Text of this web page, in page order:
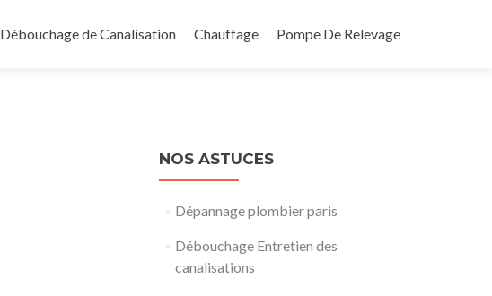
Débouchage de Canalisation Chauffage Pompe De Relevage
NOS ASTUCES
Dépannage plombier paris
Débouchage Entretien des
canalisations